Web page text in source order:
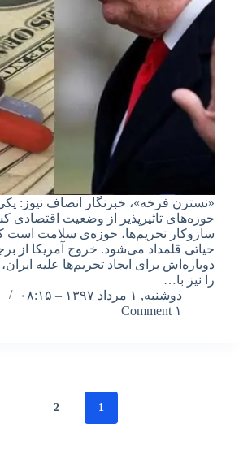
«نسترن فرخه»، خبرنگار انصاف نیوز:
حوزه‌های تاثیرپذیر از وضعیت اقتصادی
سازوکار تحریم‌ها، حوزه‌ی سلامت است
حیاتی قلمداد می‌شود. خروج آمریکا از
دوباره‌اش برای ایجاد تحریم‌ها علیه
را نیز با…
دوشنبه, ۱ مرداد ۱۳۹۷ – ۰۸:۱۵
۱ Comment
1
2